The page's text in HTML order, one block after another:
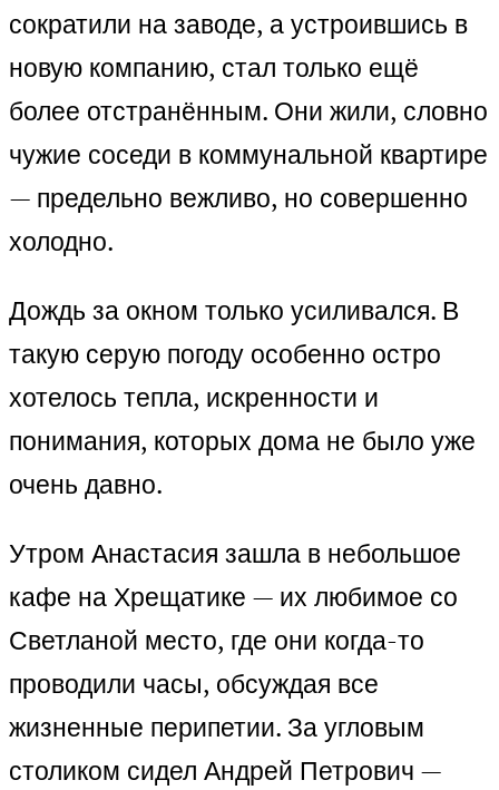
сократили на заводе, а устроившись в
новую компанию, стал только ещё
более отстранённым. Они жили, словно
чужие соседи в коммунальной квартире
— предельно вежливо, но совершенно
холодно.
Дождь за окном только усиливался. В
такую серую погоду особенно остро
хотелось тепла, искренности и
понимания, которых дома не было уже
очень давно.
Утром Анастасия зашла в небольшое
кафе на Хрещатике — их любимое со
Светланой место, где они когда-то
проводили часы, обсуждая все
жизненные перипетии. За угловым
столиком сидел Андрей Петрович —